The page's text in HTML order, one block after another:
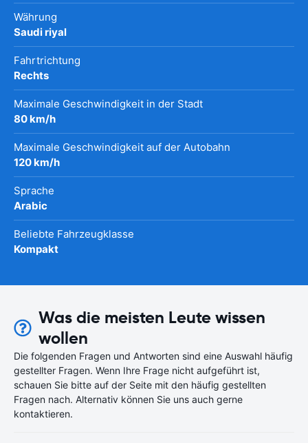
Währung
Saudi riyal
Fahrtrichtung
Rechts
Maximale Geschwindigkeit in der Stadt
80 km/h
Maximale Geschwindigkeit auf der Autobahn
120 km/h
Sprache
Arabic
Beliebte Fahrzeugklasse
Kompakt
Was die meisten Leute wissen
wollen
Die folgenden Fragen und Antworten sind eine Auswahl häufig
gestellter Fragen. Wenn Ihre Frage nicht aufgeführt ist,
schauen Sie bitte auf der Seite mit den häufig gestellten
Fragen nach. Alternativ können Sie uns auch gerne
kontaktieren.